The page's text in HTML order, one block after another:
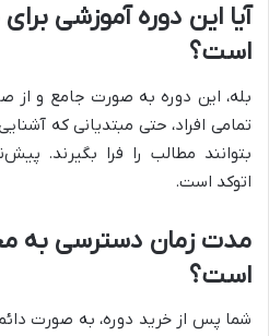
آیا این دوره آموزشی
است؟
بله، این دوره به صورت جامع و
تمامی افراد، حتی مبتدیانی که
بتوانند مطالب را فرا بگیرند.
اتوکد است.
مدت زمان دسترسی به
است؟
شما پس از خرید دوره، به صورت